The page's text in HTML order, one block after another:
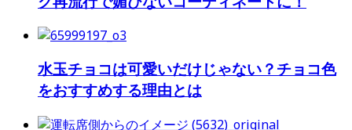
水玉チョコは可愛いだけじゃない？チョコ色
をおすすめする理由とは